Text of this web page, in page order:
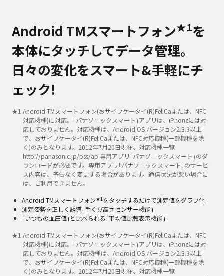
Android TMスマートフォン★1を
本体にタッチしてデータ管理。
日々の変化をスマート&手軽にチ
ェック!
★1 Android TMスマートフォン(おサイフケータイ(R)FeliCaまたは、NFC
対応機種)に対応。｢パナソニックスマート｣アプリは、iPhoneには対
応しておりません。対応機種は、Android OS バージョン2.3.3以上
で、おサイフケータイ(R)FeliCaまたは、NFC対応機種(一部機種を除
く)のみとなります。2012年7月20日現在。対応機種一覧
http://panasonic.jp/pss/ap 専用アプリ｢パナソニックスマート｣のダ
ウンロードが必要です。専用アプリ｢パナソニックスマート｣のサービ
ス内容は、予告なく変更する場合があります。通信状況が悪い場合に
は、ご利用できません。
Android TMスマートフォン★1 をタッチするだけで測定値をグラフ化
測定姿勢を正しく誘導｢手くび高さセンサー機能｣
｢いつもの血圧値｣と比べられる｢平均値比較表示機能｣
★1 Android TMスマートフォン(おサイフケータイ(R)FeliCaまたは、NFC
対応機種)に対応。｢パナソニックスマート｣アプリは、iPhoneには対
応しておりません。対応機種は、Android OS バージョン2.3.3以上
で、おサイフケータイ(R)FeliCaまたは、NFC対応機種(一部機種を除
く)のみとなります。2012年7月20日現在。対応機種一覧